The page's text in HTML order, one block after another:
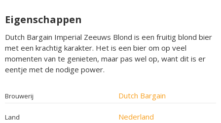
Eigenschappen
Dutch Bargain Imperial Zeeuws Blond is een fruitig blond bier
met een krachtig karakter. Het is een bier om op veel
momenten van te genieten, maar pas wel op, want dit is er
eentje met de nodige power.
Brouwerij Dutch Bargain
Land Nederland